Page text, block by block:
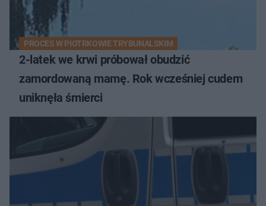
PROCES W PIOTRKOWIE TRYBUNALSKIM
2-latek we krwi próbował obudzić
zamordowaną mamę. Rok wcześniej cudem
uniknęła śmierci